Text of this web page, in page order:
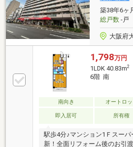
校徒歩１０分まずはお気軽に
築38年6ヶ
総戸数-戸
大阪府
1,798万円
1LDK 40.83m2
6階 南
南向き オートロッ
即入居可 所有権
駅歩4分♪マンション1Ｆスー
新！全面リフォーム後のお引